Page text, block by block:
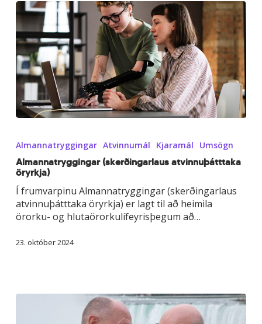
atvinnuþátttaka
öryrkja)
Almannatryggingar Atvinnumál Kjaramál Umsögn
Almannatryggingar (skerðingarlaus atvinnuþátttaka
öryrkja)
Í frumvarpinu Almannatryggingar (skerðingarlaus
atvinnuþátttaka öryrkja) er lagt til að heimila
örorku- og hlutaörorkulífeyrisþegum að…
23. október 2024